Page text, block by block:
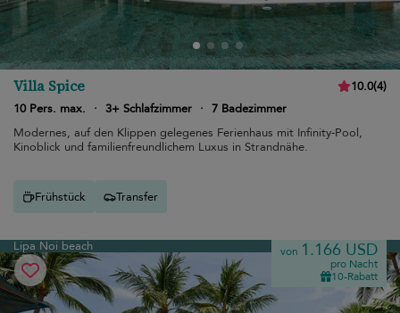
Villa Spice 10.0(4)
10 Pers. max.
· 3+ Schlafzimmer · 7 Badezimmer
Modernes, auf den Klippen gelegenes Ferienhaus mit Infinity-Pool,
Kinoblick und familienfreundlichem Luxus in Strandnähe.
Frühstück Transfer
Lipa Noi beach von 1.166 USD
pro Nacht
10-Rabatt